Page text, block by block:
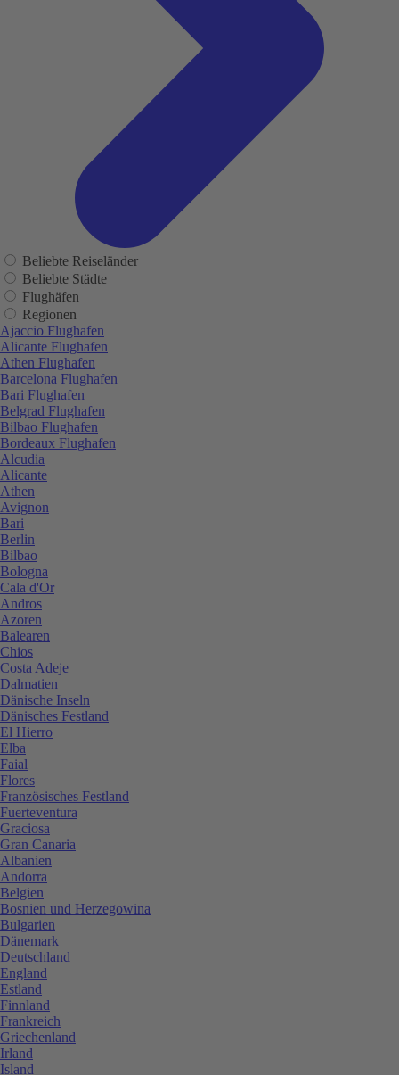
Beliebte Reiseländer
Beliebte Städte
Flughäfen
Regionen
Ajaccio Flughafen
Alicante Flughafen
Athen Flughafen
Barcelona Flughafen
Bari Flughafen
Belgrad Flughafen
Bilbao Flughafen
Bordeaux Flughafen
Alcudia
Alicante
Athen
Avignon
Bari
Berlin
Bilbao
Bologna
Cala d'Or
Andros
Azoren
Balearen
Chios
Costa Adeje
Dalmatien
Dänische Inseln
Dänisches Festland
El Hierro
Elba
Faial
Flores
Französisches Festland
Fuerteventura
Graciosa
Gran Canaria
Albanien
Andorra
Belgien
Bosnien und Herzegowina
Bulgarien
Dänemark
Deutschland
England
Estland
Finnland
Frankreich
Griechenland
Irland
Island